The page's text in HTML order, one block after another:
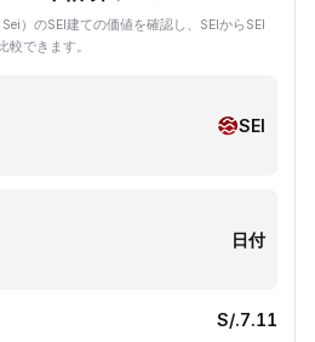
）のSEI建ての価値を確認し、SEIからSEI
較できます。
SEI
日付
S/.7.11